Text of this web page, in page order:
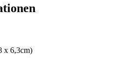
x 6,3cm)